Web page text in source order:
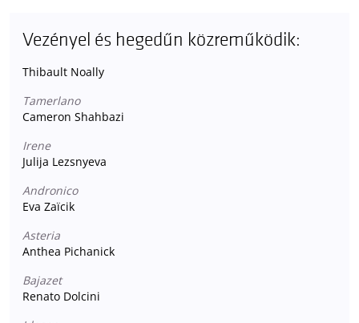
Vezényel és hegedűn közreműködik:
Thibault Noally
Tamerlano
Cameron Shahbazi
Irene
Julija Lezsnyeva
Andronico
Eva Zaïcik
Asteria
Anthea Pichanick
Bajazet
Renato Dolcini